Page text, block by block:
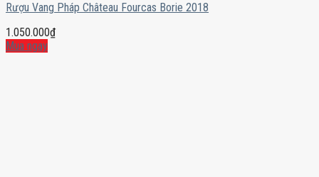
Rượu Vang Pháp Château Fourcas Borie 2018
1.050.000₫
Mua ngay